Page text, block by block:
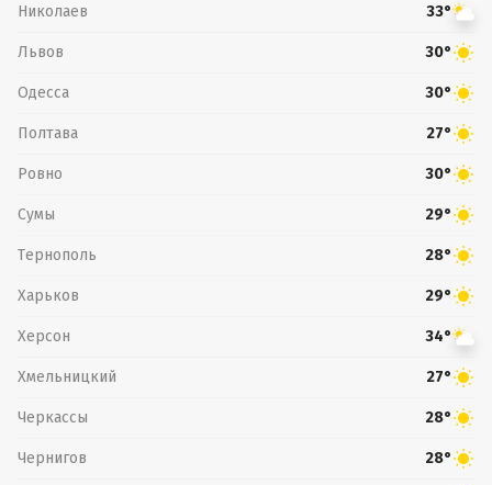
Николаев 33°
Львов 30°
Одесса 30°
Полтава 27°
Ровно 30°
Сумы 29°
Тернополь 28°
Харьков 29°
Херсон 34°
Хмельницкий 27°
Черкассы 28°
Чернигов 28°